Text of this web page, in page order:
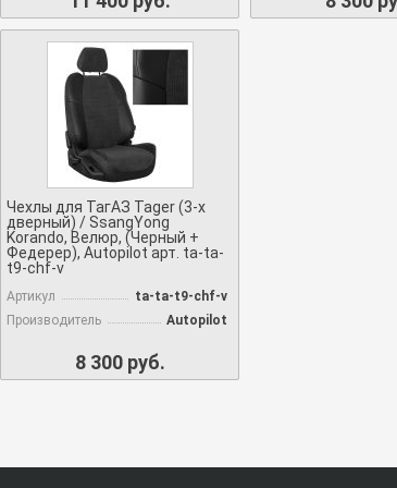
Чехлы для ТагАЗ Tager (3-х
дверный) / SsangYong
Korando, Велюр, (Черный +
Федерер), Autopilot арт. ta-ta-
t9-chf-v
Артикул
ta-ta-t9-chf-v
Производитель
Autopilot
8 300 руб.